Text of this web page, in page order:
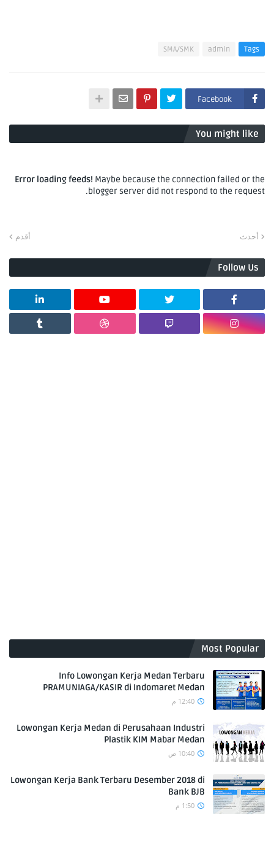
Tags
admin
SMA/SMK
Facebook
You might like
Error loading feeds! Maybe because the connection failed or the
blogger server did not respond to the request.
أحدث أقدم
Follow Us
Most Popular
Info Lowongan Kerja Medan Terbaru
PRAMUNIAGA/KASIR di Indomaret Medan
12:40 م
Lowongan Kerja Medan di Perusahaan Industri
Plastik KIM Mabar Medan
10:40 ص
Lowongan Kerja Bank Terbaru Desember 2018 di
Bank BJB
1:50 م